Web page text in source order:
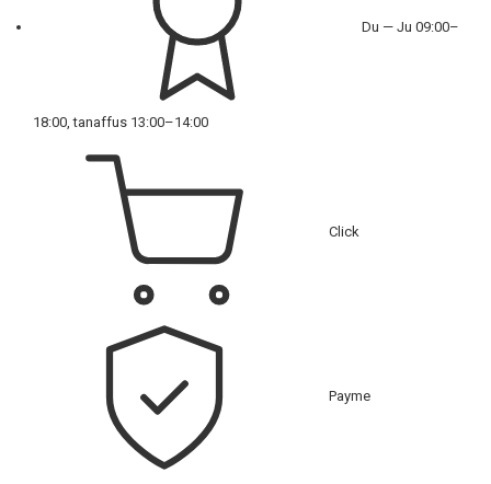
Du — Ju 09:00–
18:00, tanaffus 13:00–14:00
Click
Payme